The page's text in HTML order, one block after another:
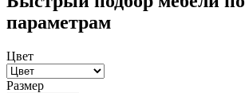
параметрам
Цвет
Размер